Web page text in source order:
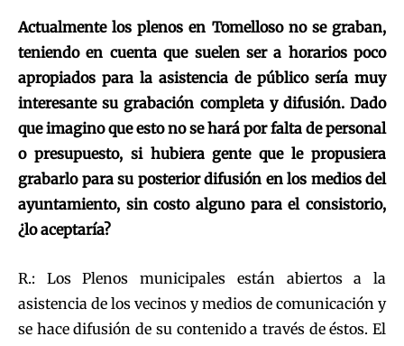
Actualmente los plenos en Tomelloso no se graban,
teniendo en cuenta que suelen ser a horarios poco
apropiados para la asistencia de público sería muy
interesante su grabación completa y difusión. Dado
que imagino que esto no se hará por falta de personal
o presupuesto, si hubiera gente que le propusiera
grabarlo para su posterior difusión en los medios del
ayuntamiento, sin costo alguno para el consistorio,
¿lo aceptaría?
R.: Los Plenos municipales están abiertos a la
asistencia de los vecinos y medios de comunicación y
se hace difusión de su contenido a través de éstos. El